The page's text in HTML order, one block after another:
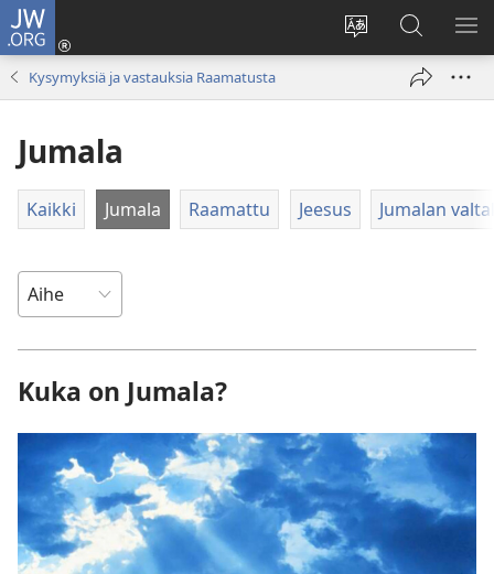
JW.ORG
Vaihda
sivuston
Kirjaudu
(avaa
Hae
JW.ORG-
sivustolta
Kysymyksiä ja vastauksia Raamatusta
Jumala
Kaikki Jumala Raamattu Jeesus Jumalan
Kuka on Jumala?